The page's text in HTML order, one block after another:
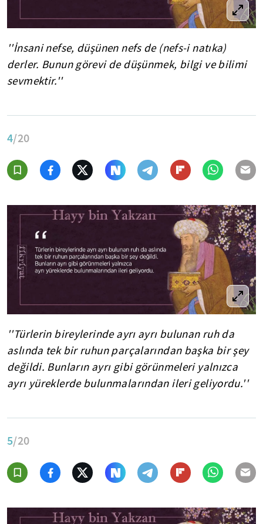
''İnsani nefse, düşünen nefs de (nefs-i natıka)
derler. Bunun görevi de düşünmek, bilgi ve bilimi
sevmektir.''
4/20
''Türlerin bireylerinde ayrı ayrı bulunan ruh da
aslında tek bir ruhun parçalarından başka bir şey
değildi. Bunların ayrı gibi görünmeleri yalnızca
ayrı yüreklerde bulunmalarından ileri geliyordu.''
5/20